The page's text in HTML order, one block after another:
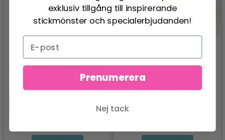
SCHEEPJES CATONA
DROPS BRUSHED
exklusiv tillgång till inspirerande
stickmönster och specialerbjudanden!
Prenumerera
Nej tack